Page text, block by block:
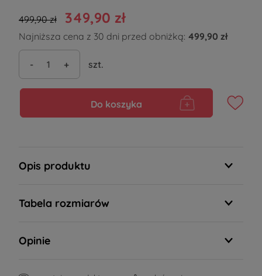
499,90 zł 349,90 zł
Najniższa cena z 30 dni przed obniżką: 499,90 zł
- + szt.
Do koszyka
Opis produktu
Tabela rozmiarów
Opinie